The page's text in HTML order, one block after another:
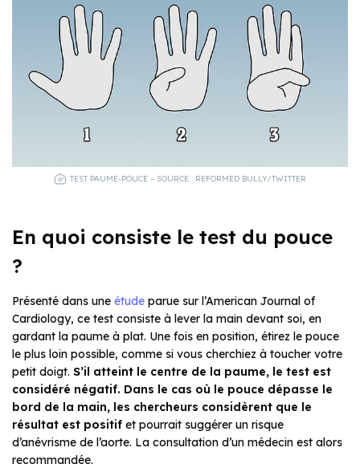
TEST PAUME-POUCE – SOURCE : REFORMED BULLY/TWITTER
En quoi consiste le test du pouce
?
Présenté dans une étude parue sur l’American Journal of
Cardiology, ce test consiste à lever la main devant soi, en
gardant la paume à plat. Une fois en position, étirez le pouce
le plus loin possible, comme si vous cherchiez à toucher votre
petit doigt. S’il atteint le centre de la paume, le test est
considéré négatif. Dans le cas où le pouce dépasse le
bord de la main, les chercheurs considèrent que le
résultat est positif et pourrait suggérer un risque
d’anévrisme de l’aorte. La consultation d’un médecin est alors
recommandée.